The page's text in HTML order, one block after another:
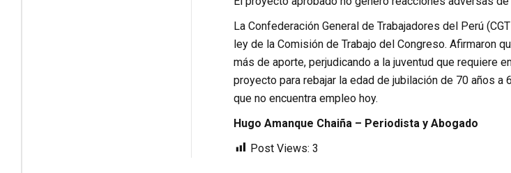
La Confederación General de Trabajadores del Perú
ley de la Comisión de Trabajo del Congreso. Afirmaron
más de aporte, perjudicando a la juventud que requiere
proyecto para rebajar la edad de jubilación de 70 años
que no encuentra empleo hoy.
Hugo Amanque Chaiña – Periodista y Abogado
Post Views: 3